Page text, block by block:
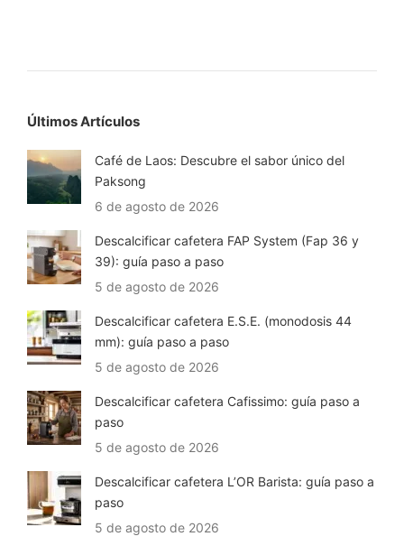
Últimos Artículos
Café de Laos: Descubre el sabor único del
Paksong
6 de agosto de 2026
Descalcificar cafetera FAP System (Fap 36 y
39): guía paso a paso
5 de agosto de 2026
Descalcificar cafetera E.S.E. (monodosis 44
mm): guía paso a paso
5 de agosto de 2026
Descalcificar cafetera Cafissimo: guía paso a
paso
5 de agosto de 2026
Descalcificar cafetera L’OR Barista: guía paso a
paso
5 de agosto de 2026